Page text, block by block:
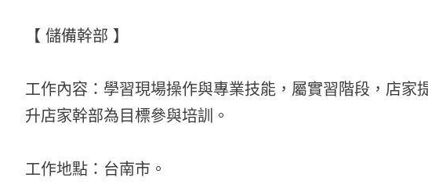
【 儲備幹部 】
工作內容：學習現場操作與專業技能，屬實習階段，店家
升店家幹部為目標參與培訓。
工作地點：台南市。